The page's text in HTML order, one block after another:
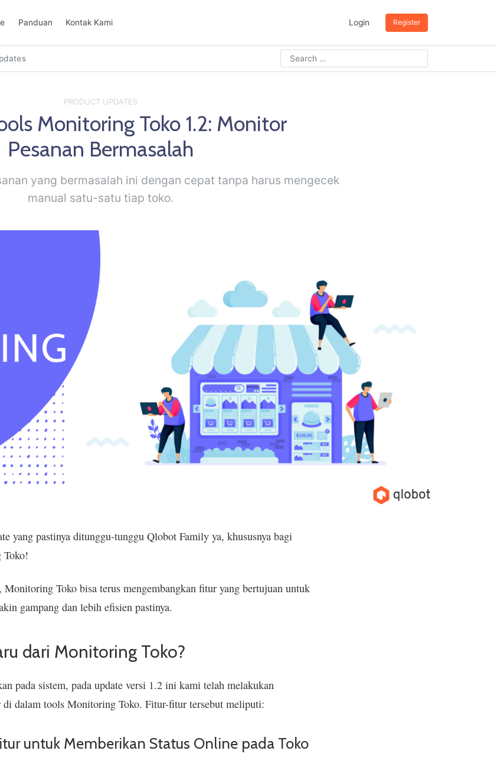
Panduan Kontak Kami Login Register
PRODUCT UPDATES
Monitoring Toko 1.2: Monitor
Pesanan Bermasalah
yang bermasalah ini dengan cepat tanpa harus mengecek
manual satu-satu tiap toko.
yang pastinya ditunggu-tunggu Qlobot Family ya, khususnya bagi
Toko!
Toko bisa terus mengembangkan fitur yang bertujuan untuk
gampang dan lebih efisien pastinya.
dari Monitoring Toko?
pada sistem, pada update versi 1.2 ini kami telah melakukan
di dalam tools Monitoring Toko. Fitur-fitur tersebut meliputi:
untuk Memberikan Status Online pada Toko